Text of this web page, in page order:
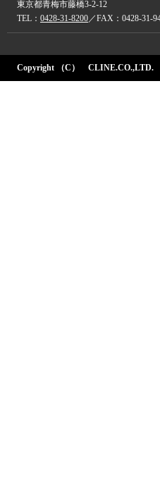
東京都青梅市藤橋3-2-12
TEL： 0428-31-8200／FAX：0428-31-
Copyright （C）